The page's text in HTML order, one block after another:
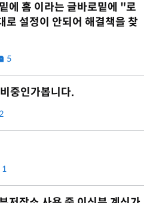
에 홈 이라는 글바로밑에 "로
설정이 안되어 해결책을 찾
5
중인가봅니다.
1